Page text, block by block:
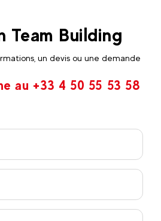
Team Building
un devis ou une demande
au +33 4 50 55 53 58